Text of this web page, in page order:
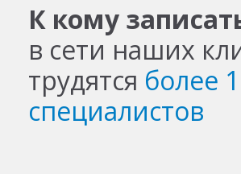
К кому
в сети наших
трудятся более
специалистов